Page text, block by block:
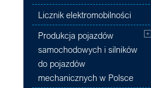
Licznik elektromobilności
Produkcja pojazdów
samochodowych i silników
do pojazdów
mechanicznych w Polsce